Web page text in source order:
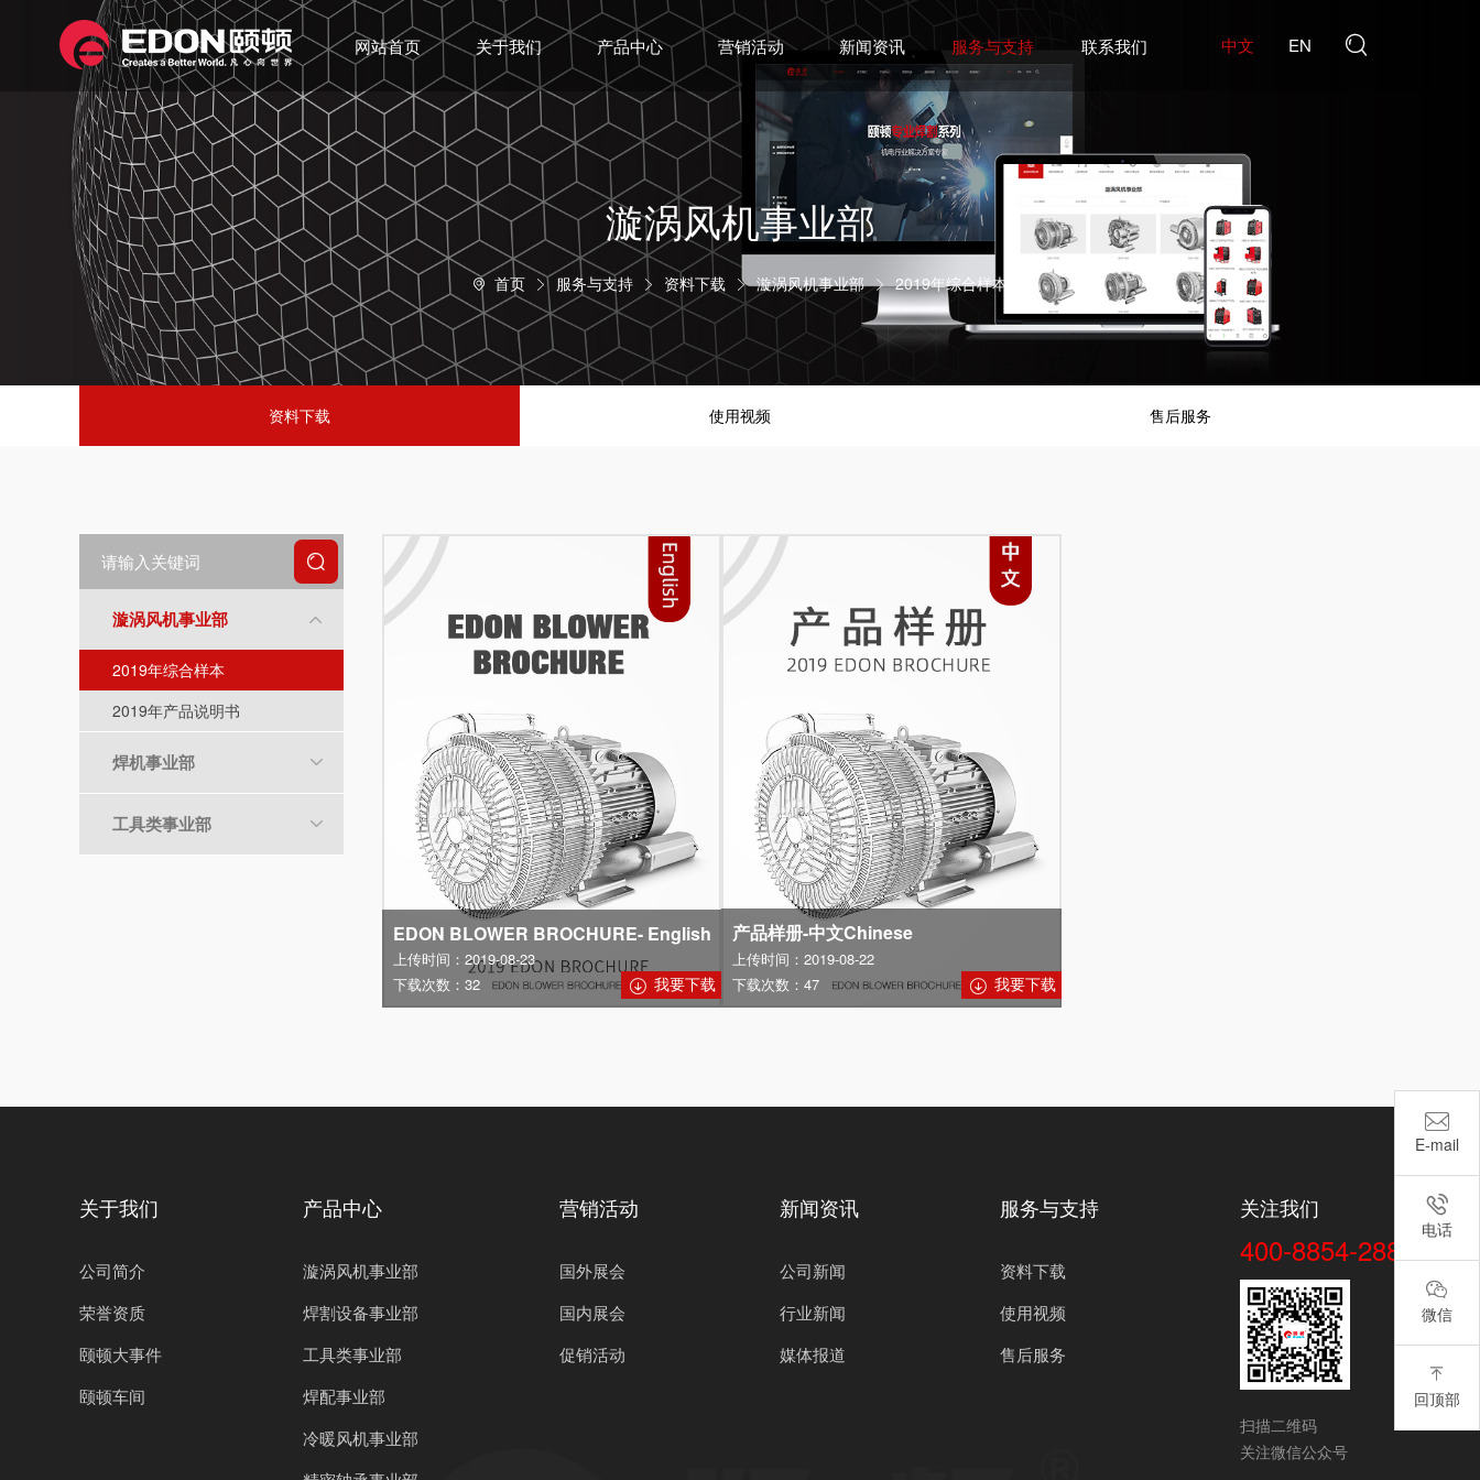
网站首页 关于我们 产品中心 营销活动 新闻资讯 服务与支持 联系我们 中文 EN 
漩涡风机事业部
 首页  服务与支持  资料下载  漩涡风机事业部  2019年综合样本
资料下载 使用视频 售后服务

漩涡风机事业部 
2019年综合样本
2019年产品说明书
焊机事业部 
工具类事业部 
EDON BLOWER BROCHURE- English
上传时间：2019-08-23
下载次数：32
 我要下载
产品样册-中文Chinese
上传时间：2019-08-22
下载次数：47
 我要下载
关于我们
公司简介
荣誉资质
颐顿大事件
颐顿车间
产品中心
漩涡风机事业部
焊割设备事业部
工具类事业部
焊配事业部
冷暖风机事业部
营销活动
国外展会
国内展会
促销活动
新闻资讯
公司新闻
行业新闻
媒体报道
服务与支持
资料下载
使用视频
售后服务
关注我们
400-8854-288
扫描二维码
关注微信公众号

E-mail

电话
+86-576-

微信

回顶部
返回顶部